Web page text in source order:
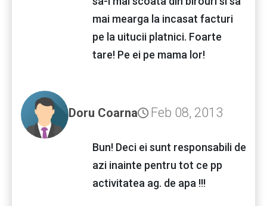
mai mearga la incasat facturi
pe la uitucii platnici. Foarte
tare! Pe ei pe mama lor!
Doru Coarna Feb 08, 2013
Bun! Deci ei sunt responsabili de
azi inainte pentru tot ce pp
activitatea ag. de apa !!!